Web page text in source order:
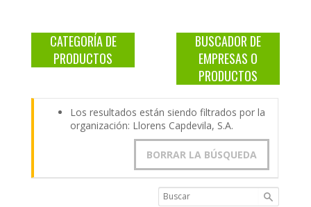
CATEGORÍA DE
PRODUCTOS
BUSCADOR DE
EMPRESAS O
PRODUCTOS
Los resultados están siendo filtrados por la
organización: Llorens Capdevila, S.A.
BORRAR LA BÚSQUEDA